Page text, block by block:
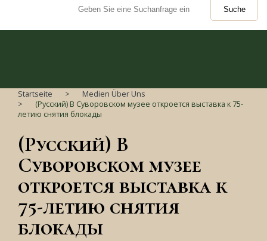
Suche
Startseite
Medien Über Uns
(Русский) В Суворовском музее откроется выставка к 75-
летию снятия блокады
(Русский) В
Суворовском музее
откроется выставка к
75-летию снятия
блокады